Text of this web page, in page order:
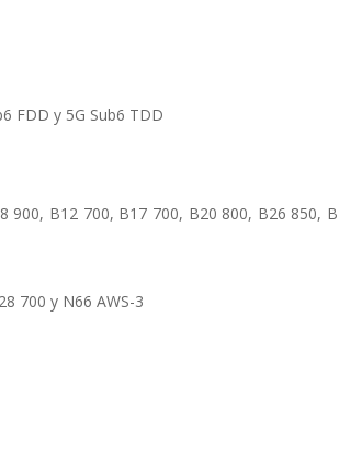
FDD y 5G Sub6 TDD
900, B12 700, B17 700, B20 800, B26 850,
700 y N66 AWS-3